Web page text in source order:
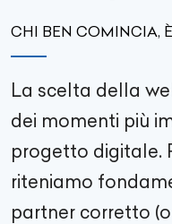
CHI BEN COMINCIA,
La scelta della
dei momenti più
progetto digitale.
riteniamo
partner corretto